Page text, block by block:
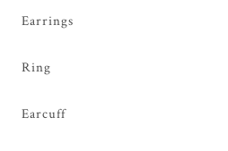
Earrings
Ring
Earcuff